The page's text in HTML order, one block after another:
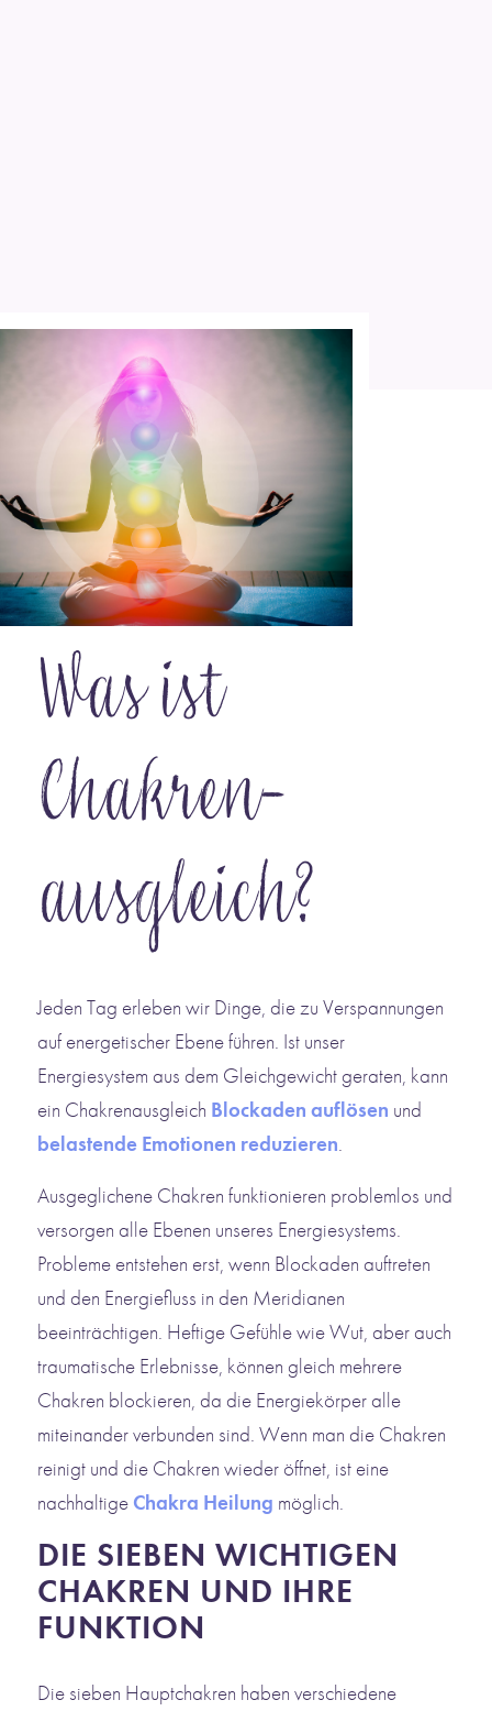
Was ist
Chakren­
ausgleich?
Jeden Tag erleben wir Dinge, die zu Verspannungen
auf energetischer Ebene führen. Ist unser
Energiesystem aus dem Gleichgewicht geraten, kann
ein Chakrenausgleich Blockaden auflösen und
belastende Emotionen reduzieren.
Ausgeglichene Chakren funktionieren problemlos und
versorgen alle Ebenen unseres Energiesystems.
Probleme entstehen erst, wenn Blockaden auftreten
und den Energiefluss in den Meridianen
beeinträchtigen. Heftige Gefühle wie Wut, aber auch
traumatische Erlebnisse, können gleich mehrere
Chakren blockieren, da die Energiekörper alle
miteinander verbunden sind. Wenn man die Chakren
reinigt und die Chakren wieder öffnet, ist eine
nachhaltige Chakra Heilung möglich.
DIE SIEBEN WICHTIGEN
CHAKREN UND IHRE
FUNKTION
Die sieben Hauptchakren haben verschiedene